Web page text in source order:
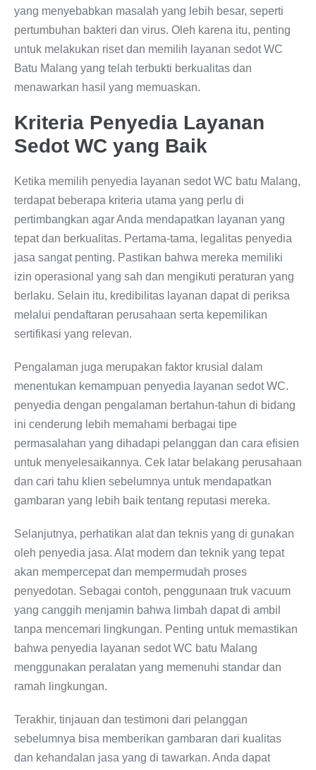
yang menyebabkan masalah yang lebih besar, seperti
pertumbuhan bakteri dan virus. Oleh karena itu, penting
untuk melakukan riset dan memilih layanan sedot WC
Batu Malang yang telah terbukti berkualitas dan
menawarkan hasil yang memuaskan.
Kriteria Penyedia Layanan
Sedot WC yang Baik
Ketika memilih penyedia layanan sedot WC batu Malang,
terdapat beberapa kriteria utama yang perlu di
pertimbangkan agar Anda mendapatkan layanan yang
tepat dan berkualitas. Pertama-tama, legalitas penyedia
jasa sangat penting. Pastikan bahwa mereka memiliki
izin operasional yang sah dan mengikuti peraturan yang
berlaku. Selain itu, kredibilitas layanan dapat di periksa
melalui pendaftaran perusahaan serta kepemilikan
sertifikasi yang relevan.
Pengalaman juga merupakan faktor krusial dalam
menentukan kemampuan penyedia layanan sedot WC.
penyedia dengan pengalaman bertahun-tahun di bidang
ini cenderung lebih memahami berbagai tipe
permasalahan yang dihadapi pelanggan dan cara efisien
untuk menyelesaikannya. Cek latar belakang perusahaan
dan cari tahu klien sebelumnya untuk mendapatkan
gambaran yang lebih baik tentang reputasi mereka.
Selanjutnya, perhatikan alat dan teknis yang di gunakan
oleh penyedia jasa. Alat modern dan teknik yang tepat
akan mempercepat dan mempermudah proses
penyedotan. Sebagai contoh, penggunaan truk vacuum
yang canggih menjamin bahwa limbah dapat di ambil
tanpa mencemari lingkungan. Penting untuk memastikan
bahwa penyedia layanan sedot WC batu Malang
menggunakan peralatan yang memenuhi standar dan
ramah lingkungan.
Terakhir, tinjauan dan testimoni dari pelanggan
sebelumnya bisa memberikan gambaran dari kualitas
dan kehandalan jasa yang di tawarkan. Anda dapat